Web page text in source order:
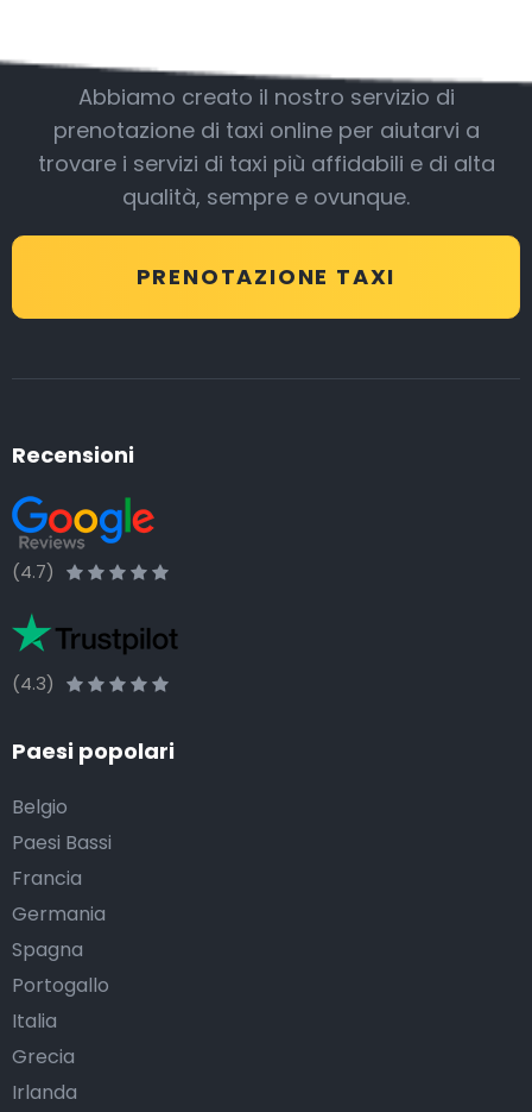
Abbiamo creato il nostro servizio di
prenotazione di taxi online per aiutarvi a
trovare i servizi di taxi più affidabili e di alta
qualità, sempre e ovunque.
PRENOTAZIONE TAXI
Recensioni
(4.7)
(4.3)
Paesi popolari
Belgio
Paesi Bassi
Francia
Germania
Spagna
Portogallo
Italia
Grecia
Irlanda